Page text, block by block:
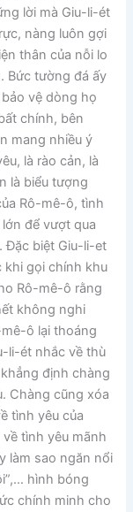
lời mà Giu-li-ét
nàng luôn gợi
thân của nỗi lo
Bức tường đá ấy
vệ dòng họ
chính, bên
mang nhiều ý
là rào cản, là
là biểu tượng
Rô-mê-ô, tình
để vượt qua
Đặc biệt Giu-li-et
khi gọi chính khu
Rô-mê-ô rằng
không nghi
ô lại thoáng
li-ét nhắc về thù
định chàng
Chàng cũng xóa
tình yêu của
tình yêu mãnh
làm sao ngăn nổi
hình bóng
chính minh cho